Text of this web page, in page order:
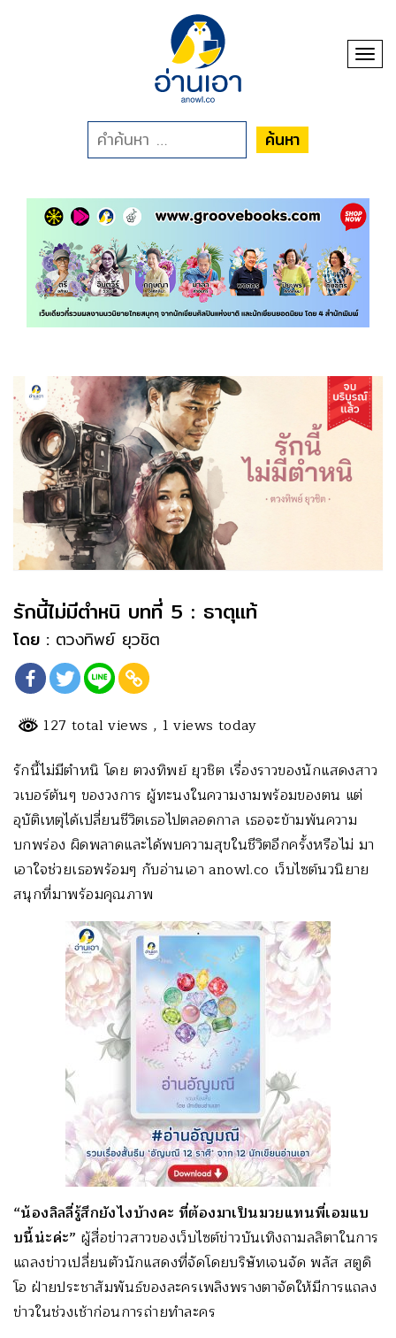
ค้นหา
รักนี้ไม่มีตำหนิ บทที่ 5 : ธาตุแท้
โดย : ตวงทิพย์ ยุวชิต
127 total views , 1 views today
รักนี้ไม่มีตำหนิ โดย ตวงทิพย์ ยุวชิต เรื่องราวของนักแสดงสาว
วเบอร์ต้นๆ ของวงการ ผู้ทะนงในความงามพร้อมของตน แต่
อุบัติเหตุได้เปลี่ยนชีวิตเธอไปตลอดกาล เธอจะข้ามพ้นความ
บกพร่อง ผิดพลาดและได้พบความสุขในชีวิตอีกครั้งหรือไม่ มา
เอาใจช่วยเธอพร้อมๆ กับอ่านเอา anowl.co เว็บไซต์นวนิยาย
สนุกที่มาพร้อมคุณภาพ
“น้องลิลลี่รู้สึกยังไงบ้างคะ ที่ต้องมาเป็นมวยแทนพี่เอมแบ
บนี้น่ะค่ะ” ผู้สื่อข่าวสาวของเว็บไซต์ข่าวบันเทิงถามลลิตาในการ
แถลงข่าวเปลี่ยนตัวนักแสดงที่จัดโดยบริษัทเจนจัด พลัส สตูดิ
โอ ฝ่ายประชาสัมพันธ์ของละครเพลิงพรางตาจัดให้มีการแถลง
ข่าวในช่วงเช้าก่อนการถ่ายทำละคร